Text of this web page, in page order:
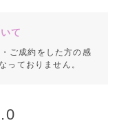
て
ご成約をした方の感
っておりません。